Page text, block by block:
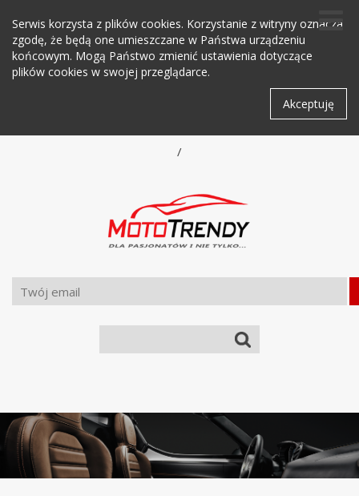
Serwis korzysta z plików cookies. Korzystanie z witryny oznacza
zgodę, że będą one umieszczane w Państwa urządzeniu
końcowym. Mogą Państwo zmienić ustawienia dotyczące
plików cookies w swojej przeglądarce.
Akceptuję
/